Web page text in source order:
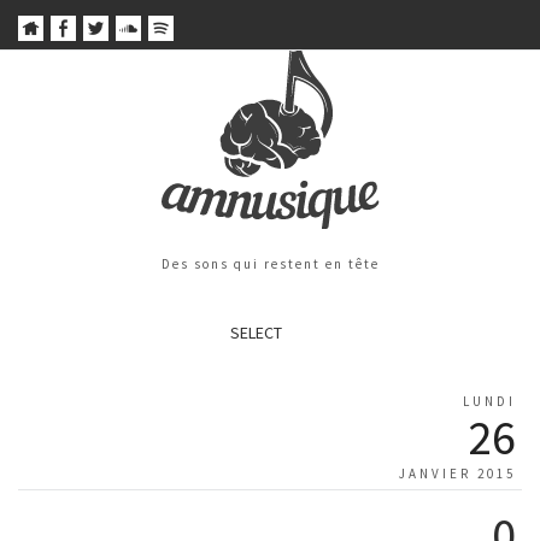
Des sons qui restent en tête
SELECT
LUNDI
26
JANVIER 2015